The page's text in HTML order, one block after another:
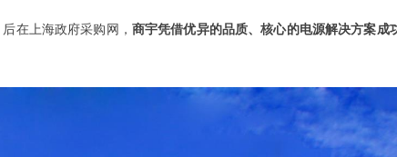
在上海政府采购网， 商宇凭借优异的品质、核心的电源解决方案成